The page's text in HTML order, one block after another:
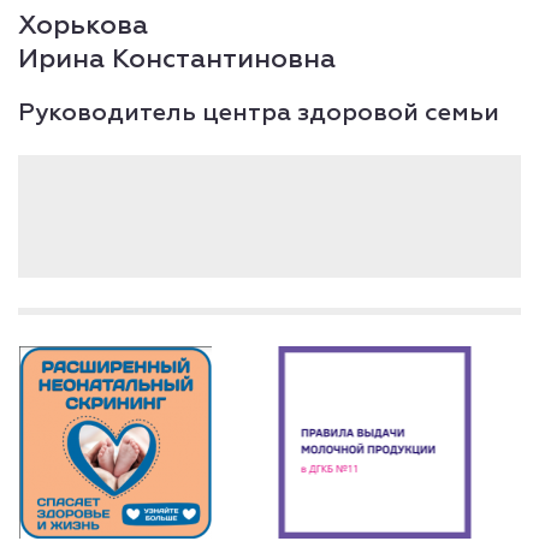
Хорькова
Ирина Константиновна
Руководитель центра здоровой семьи